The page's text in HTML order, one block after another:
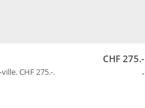
CHF 275.-
-
CHF 275.-.